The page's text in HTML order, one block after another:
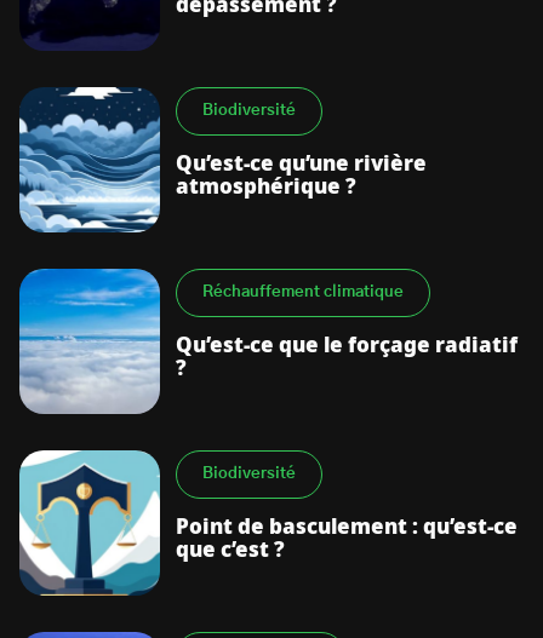
dépassement ?
Biodiversité
Qu’est-ce qu’une rivière
atmosphérique ?
Réchauffement climatique
Qu’est-ce que le forçage radiatif
?
Biodiversité
Point de basculement : qu’est-ce
que c’est ?